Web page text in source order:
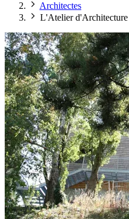
Architectes
L'Atelier